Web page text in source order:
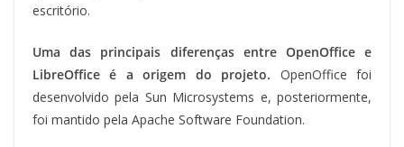
escritório.
Uma das principais diferenças entre OpenOffice e
LibreOffice é a origem do projeto. OpenOffice foi
desenvolvido pela Sun Microsystems e, posteriormente,
foi mantido pela Apache Software Foundation.